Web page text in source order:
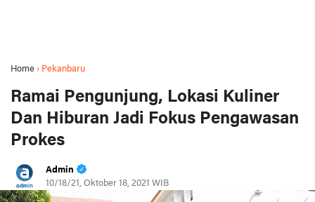
Home › Pekanbaru
Ramai Pengunjung, Lokasi Kuliner
Dan Hiburan Jadi Fokus Pengawasan
Prokes
Admin
10/18/21, Oktober 18, 2021 WIB